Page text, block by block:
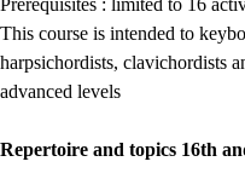
Prerequisites : limited to 16
This course is intended to
harpsichordists, clavichordists
advanced levels
Repertoire and topics 16th